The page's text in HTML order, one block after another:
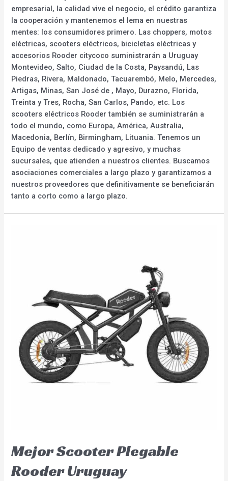
empresarial, la calidad vive el negocio, el crédito garantiza
la cooperación y mantenemos el lema en nuestras
mentes: los consumidores primero. Las choppers, motos
eléctricas, scooters eléctricos, bicicletas eléctricas y
accesorios Rooder citycoco suministrarán a Uruguay
Montevideo, Salto, Ciudad de la Costa, Paysandú, Las
Piedras, Rivera, Maldonado, Tacuarembó, Melo, Mercedes,
Artigas, Minas, San José de , Mayo, Durazno, Florida,
Treinta y Tres, Rocha, San Carlos, Pando, etc. Los
scooters eléctricos Rooder también se suministrarán a
todo el mundo, como Europa, América, Australia,
Macedonia, Berlín, Birmingham, Lituania. Tenemos un
Equipo de ventas dedicado y agresivo, y muchas
sucursales, que atienden a nuestros clientes. Buscamos
asociaciones comerciales a largo plazo y garantizamos a
nuestros proveedores que definitivamente se beneficiarán
tanto a corto como a largo plazo.
Mejor Scooter Plegable
Rooder Uruguay